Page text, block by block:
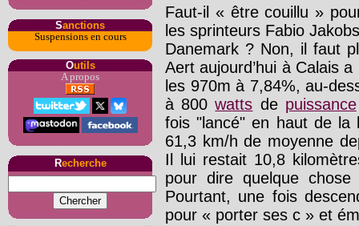
Sanctions
Suspensions en cours
Outils
A propos
Recherche
Faut-il « être couillu »
les sprinteurs Fabio
Danemark ? Non, il faut
Aert aujourd’hui à Calais
les 970m à 7,84%, au-
à 800watts de puissance
fois "lancé" en haut de la
61,3 km/h de moyenne
Il lui restait 10,8
pour dire quelque chose
Pourtant, une fois
pour « porter ses c » et